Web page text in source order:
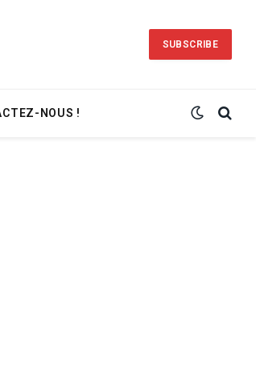
SUBSCRIBE
NOUS !